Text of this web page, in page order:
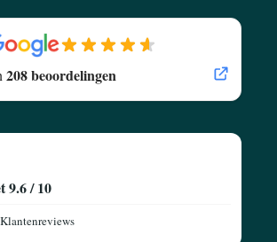
208 beoordelingen
9.6 / 10